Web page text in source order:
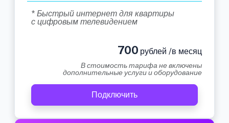
* Быстрый интернет для квартиры
с цифровым телевидением
700 рублей /в месяц
В стоимость тарифа не включены
дополнительные услуги и оборудование
Подключить